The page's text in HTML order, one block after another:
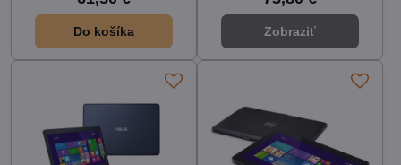
Do košíka Zobraziť